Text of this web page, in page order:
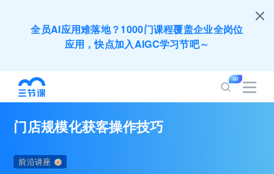
全员AI应用难落地？1000门课程覆盖企业全岗位
应用，快点加入AIGC学习节吧～
200+门DeepSeek应用课程免费体验，快带团队
培训人只给员工找学习资源，却忘记自己也要成长
门店规模化获客操作技巧
前沿讲座